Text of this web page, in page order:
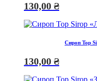
130,00 ₴
Сироп Top
130,00 ₴